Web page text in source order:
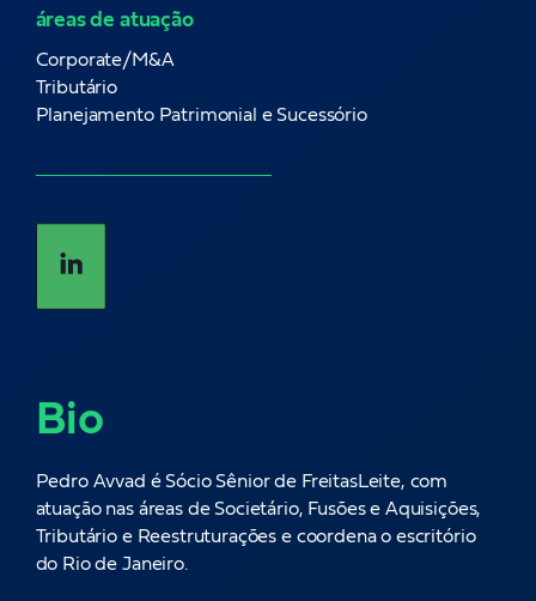
áreas de atuação
Corporate/M&A
Tributário
Planejamento Patrimonial e Sucessório
Bio
Pedro Avvad é Sócio Sênior de FreitasLeite, com
atuação nas áreas de Societário, Fusões e Aquisições,
Tributário e Reestruturações e coordena o escritório
do Rio de Janeiro.